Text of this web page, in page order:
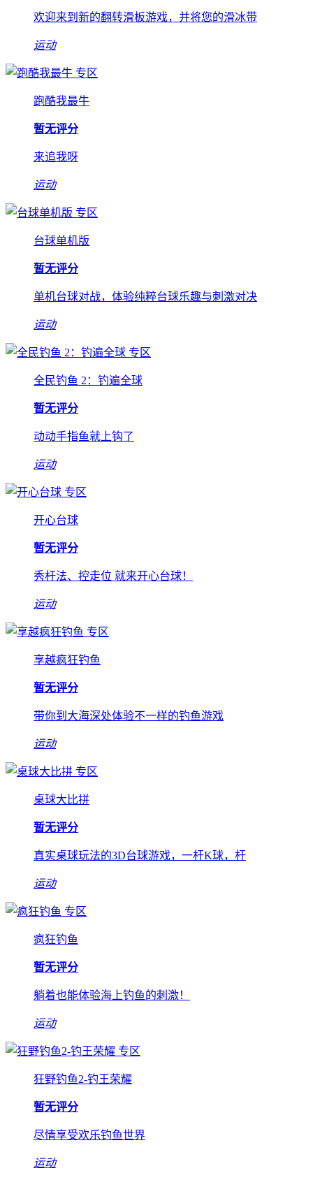
欢迎来到新的翻转滑板游戏，并将您的滑冰带
运动
专区
跑酷我最牛
暂无评分
来追我呀
运动
专区
台球单机版
暂无评分
单机台球对战，体验纯粹台球乐趣与刺激对决
运动
专区
全民钓鱼 2：钓遍全球
暂无评分
动动手指鱼就上钩了
运动
专区
开心台球
暂无评分
秀杆法、控走位 就来开心台球！
运动
专区
享越疯狂钓鱼
暂无评分
带你到大海深处体验不一样的钓鱼游戏
运动
专区
桌球大比拼
暂无评分
真实桌球玩法的3D台球游戏，一杆K球，杆
运动
专区
疯狂钓鱼
暂无评分
躺着也能体验海上钓鱼的刺激！
运动
专区
狂野钓鱼2-钓王荣耀
暂无评分
尽情享受欢乐钓鱼世界
运动